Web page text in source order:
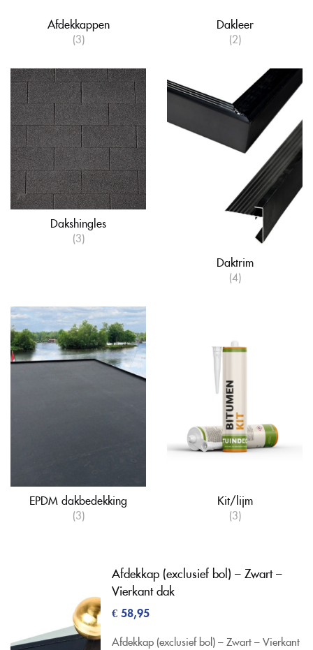
Afdekkappen
(3)
Dakleer
(2)
Dakshingles
(3)
Daktrim
(4)
EPDM dakbedekking
(3)
Kit/lijm
(3)
Afdekkap (exclusief bol) – Zwart –
Vierkant dak
€58,95
Afdekkap (exclusief bol) – Zwart – Vierkant